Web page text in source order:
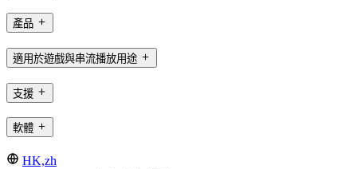
產品
適用於遊戲與串流播放用途
支援
軟體
HK,zh